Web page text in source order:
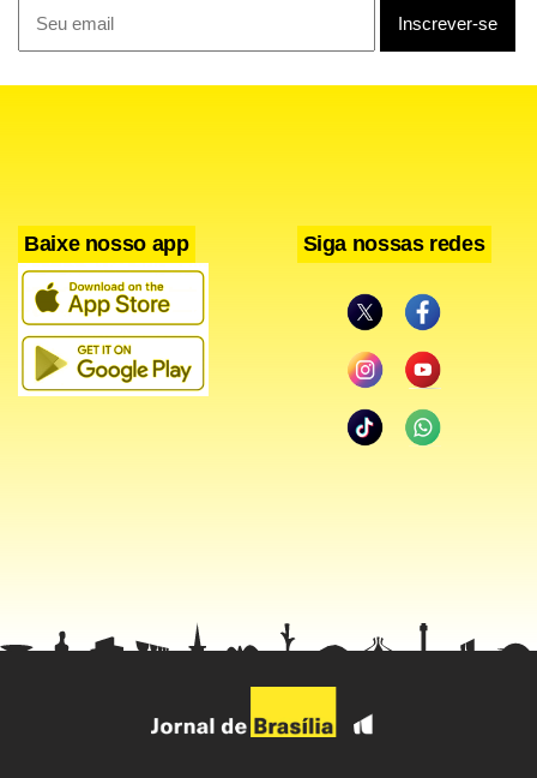
na fase seguinte.
Facebook
WhatsApp
LinkedIn
Twitter
X Telegram
Share
Baixe nosso app Siga nossas redes